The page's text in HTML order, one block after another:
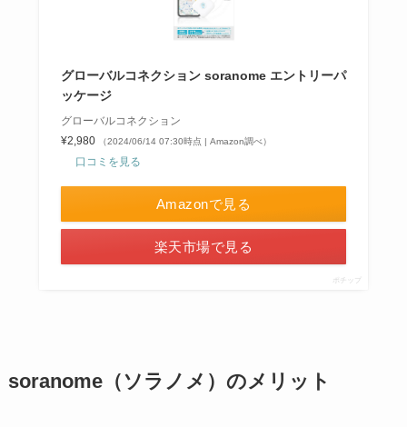
グローバルコネクション soranome エントリーパ
ッケージ
グローバルコネクション
¥2,980
（2024/06/14 07:30時点 | Amazon調べ）
口コミを見る
Amazonで見る
楽天市場で見る
ポチップ
soranome（ソラノメ）のメリット